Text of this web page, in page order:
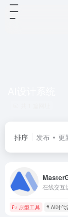
排序 发布 更
在线交互
原型工具 # AI时代